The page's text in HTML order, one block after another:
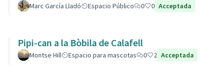
Marc García Lladó Espacio Público 0 0 Acceptada
Pipi-can a la Bòbila de Calafell
Montse Hill Espacio para mascotas 0 2 Acceptada